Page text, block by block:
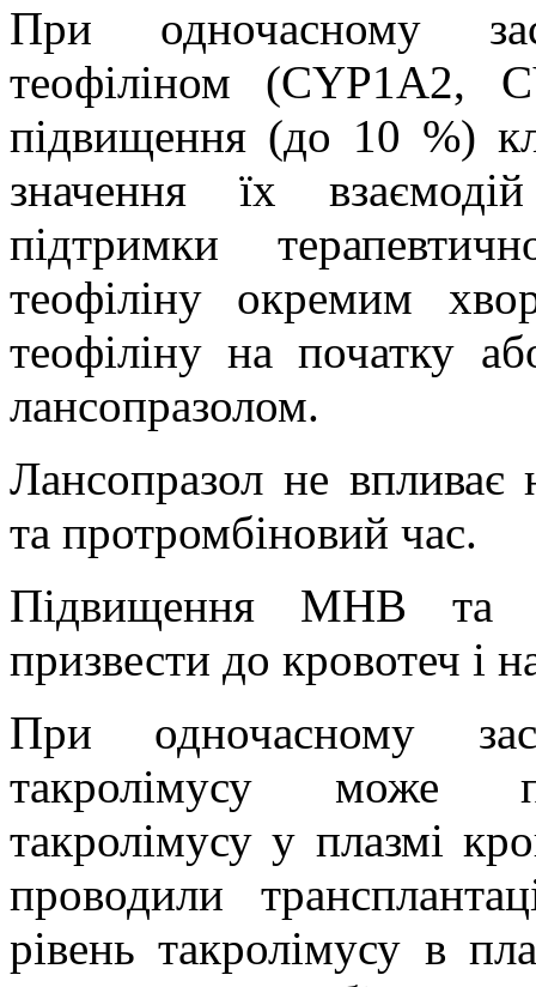
При одночасному
теофіліном (CYP1А2,
підвищення (до 10 %)
значення їх
підтримки
теофіліну окремим
теофіліну на початку
лансопразолом.
Лансопразол не впливає
та протромбіновий час.
Підвищення МНВ та
призвести до кровотеч і
При одночасному
такролімусу може
такролімусу у плазмі
проводили
рівень такролімусу в